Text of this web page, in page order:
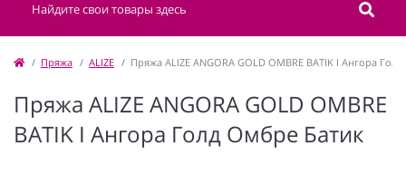
Пряжа ALIZE Пряжа ALIZE ANGORA GOLD OMBRE BATIK I Ангора
Пряжа ALIZE ANGORA GOLD OMBRE
BATIK I Ангора Голд Омбре Батик